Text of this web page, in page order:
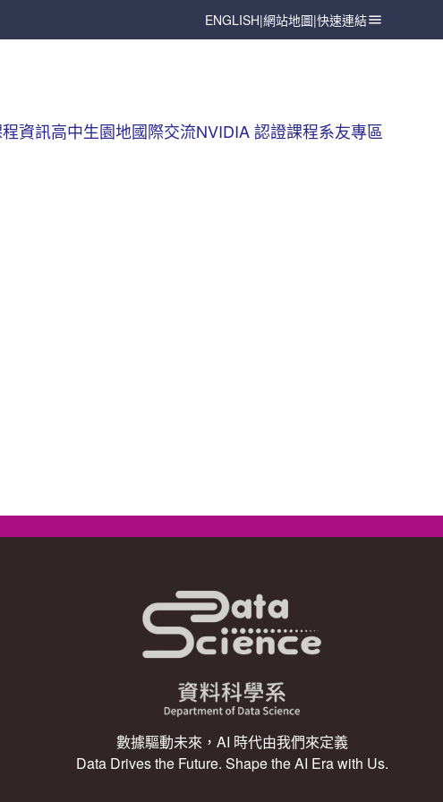
ENGLISH|網站地圖|快速連結
資訊高中生園地國際交流NVIDIA 認證課程系友專區
數據驅動未來，AI 時代由我們來定義
Data Drives the Future. Shape the AI Era with Us.